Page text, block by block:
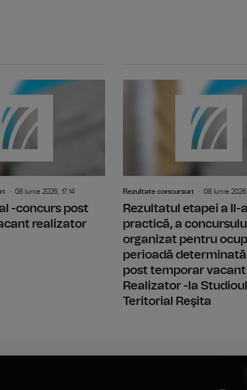
08 Iunie 2026, 17:14
-concurs post
realizator
Rezultate concursuri 08 Iunie
Rezultatul etapei a Il-
practică, a
organizat pentru
perioadă determinată
post temporar vacant
Realizator -la Studioul
Teritorial Reşita